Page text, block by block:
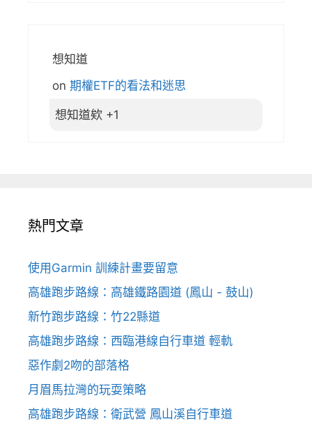
想知道
on 期權ETF的看法和迷思
想知道欸 +1
熱門文章
使用Garmin 訓練計畫要留意
高雄跑步路線：高雄鐵路園道 (鳳山 - 鼓山)
新竹跑步路線：竹22縣道
高雄跑步路線：西臨港線自行車道 輕軌
惡作劇2吻的部落格
月眉馬拉灣的玩耍策略
高雄跑步路線：衛武營 鳳山溪自行車道